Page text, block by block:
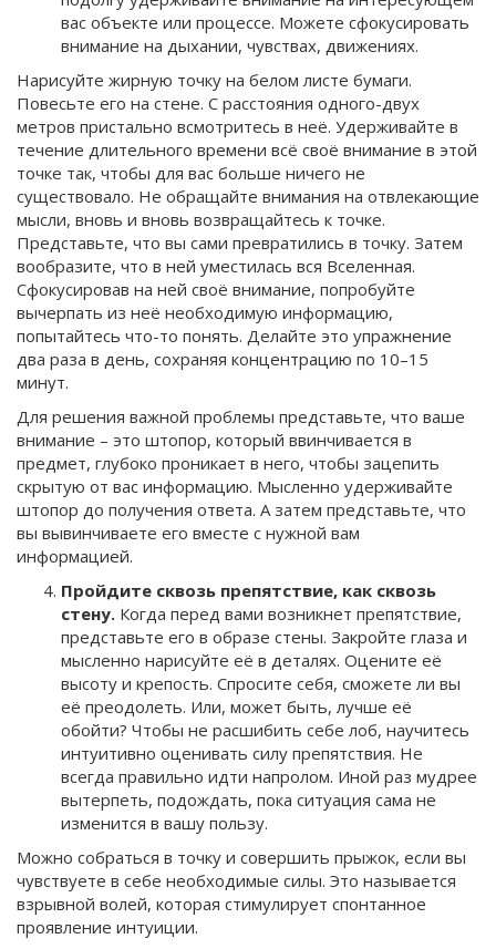
вас объекте или процессе. Можете сфокусировать
внимание на дыхании, чувствах, движениях.
Нарисуйте жирную точку на белом листе бумаги.
Повесьте его на стене. С расстояния одного-двух
метров пристально всмотритесь в неё. Удерживайте в
течение длительного времени всё своё внимание в этой
точке так, чтобы для вас больше ничего не
существовало. Не обращайте внимания на отвлекающие
мысли, вновь и вновь возвращайтесь к точке.
Представьте, что вы сами превратились в точку. Затем
вообразите, что в ней уместилась вся Вселенная.
Сфокусировав на ней своё внимание, попробуйте
вычерпать из неё необходимую информацию,
попытайтесь что-то понять. Делайте это упражнение
два раза в день, сохраняя концентрацию по 10–15
минут.
Для решения важной проблемы представьте, что ваше
внимание – это штопор, который ввинчивается в
предмет, глубоко проникает в него, чтобы зацепить
скрытую от вас информацию. Мысленно удерживайте
штопор до получения ответа. А затем представьте, что
вы вывинчиваете его вместе с нужной вам
информацией.
Пройдите сквозь препятствие, как сквозь
стену. Когда перед вами возникнет препятствие,
представьте его в образе стены. Закройте глаза и
мысленно нарисуйте её в деталях. Оцените её
высоту и крепость. Спросите себя, сможете ли вы
её преодолеть. Или, может быть, лучше её
обойти? Чтобы не расшибить себе лоб, научитесь
интуитивно оценивать силу препятствия. Не
всегда правильно идти напролом. Иной раз мудрее
вытерпеть, подождать, пока ситуация сама не
изменится в вашу пользу.
Можно собраться в точку и совершить прыжок, если вы
чувствуете в себе необходимые силы. Это называется
взрывной волей, которая стимулирует спонтанное
проявление интуиции.